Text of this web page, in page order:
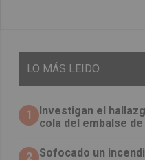
LO MÁS LEIDO
1
Investigan el
cola del embalse
2 Sofocado un